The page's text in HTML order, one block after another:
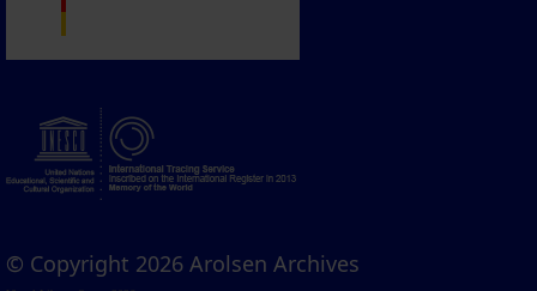
© Copyright 2026 Arolsen Archives